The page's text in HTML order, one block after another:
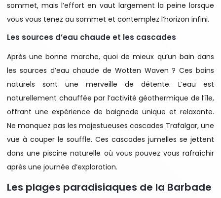
sommet, mais l’effort en vaut largement la peine lorsque
vous vous tenez au sommet et contemplez l’horizon infini.
Les sources d’eau chaude et les cascades
Après une bonne marche, quoi de mieux qu’un bain dans
les sources d’eau chaude de Wotten Waven ? Ces bains
naturels sont une merveille de détente. L’eau est
naturellement chauffée par l’activité géothermique de l’île,
offrant une expérience de baignade unique et relaxante.
Ne manquez pas les majestueuses cascades Trafalgar, une
vue à couper le souffle. Ces cascades jumelles se jettent
dans une piscine naturelle où vous pouvez vous rafraîchir
après une journée d’exploration.
Les plages paradisiaques de la Barbade